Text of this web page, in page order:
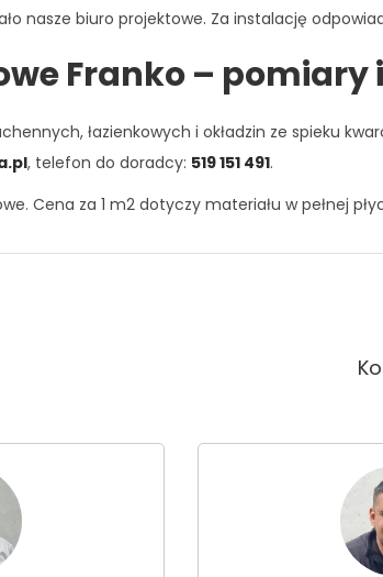
nasze biuro projektowe. Za instalację
Franko – pomiary
łazienkowych i okładzin ze spieku
, telefon do doradcy: 519 151 491.
Cena za 1 m2 dotyczy materiału w pełnej